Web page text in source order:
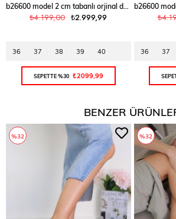
₺2.999,99
₺4.199,00
36 37 38 39 40
SEPETTE %30 ₺2099,99
36 37
BENZER
%32 %32